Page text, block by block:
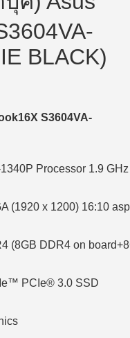
BLACK)
S3604VA-
Processor 1.9
(1920 x 1200) 16:10
(8GB DDR4 on
PCIe® 3.0 SSD